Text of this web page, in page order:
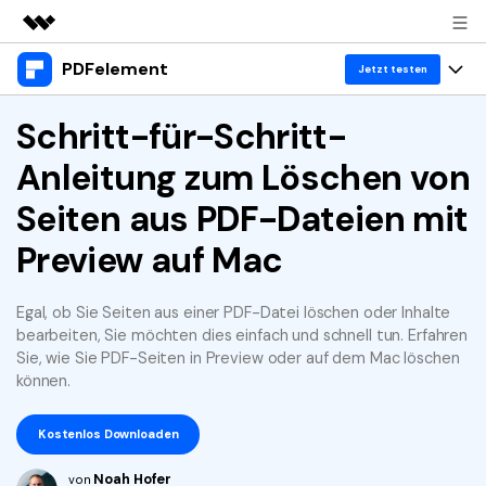
Top-Produkte
Dienstprogramme
Business
Überblick
Über uns
Presseraum
Support
PDFelement Jetzt testen
Produkte
Desktop
PDFelement für Windows
PDFelement für Mac
Mobile App
PDFelement für iPhone/iPad
Cloud
Lösungen
Benutzer im Bildungswesen
PDF lesen
PDF kommentieren
PDF erstellen
PDF drucken
Ressourcen
Top PDF-Software
How-Tos
KMU von 1-10p
Jetzt kaufen Anmelden
Schritt-für-Schritt-
Anleitung zum Löschen von
Seiten aus PDF-Dateien mit
Preview auf Mac
Egal, ob Sie Seiten aus einer PDF-Datei löschen oder Inhalte
bearbeiten, Sie möchten dies einfach und schnell tun. Erfahren
Sie, wie Sie PDF-Seiten in Preview oder auf dem Mac löschen
können.
Kostenlos Downloaden
von Noah Hofer